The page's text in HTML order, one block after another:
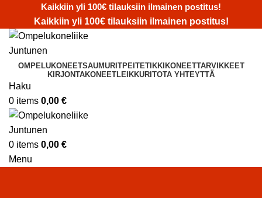
Kaikkiin yli 100€ tilauksiin ilmainen postitus!
Kaikkiin yli 100€ tilauksiin ilmainen postitus!
OMPELUKONEETSAUMURITPEITETIKKIKONEETTARVIKKEET
KIRJONTAKONEETLEIKKURITOTA YHTEYTTÄ
Haku
0 items 0,00 €
0 items 0,00 €
Menu